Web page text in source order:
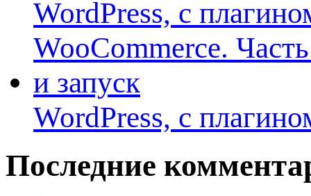
WordPress, с
Последние